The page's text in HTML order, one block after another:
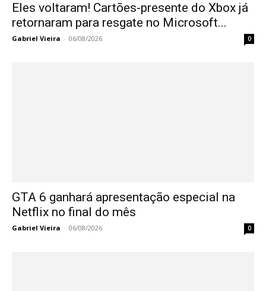
Eles voltaram! Cartões-presente do Xbox já
retornaram para resgate no Microsoft...
Gabriel Vieira - 06/08/2026 0
GTA 6 ganhará apresentação especial na
Netflix no final do mês
Gabriel Vieira - 06/08/2026 0